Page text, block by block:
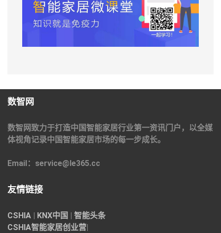
数智网
数智网致力于打造中国智能家居行业第一资讯门户，以全媒
体视角记录中国智能家居市场的每一步成长。
Email：service@le365.cc
友情链接
CSHIA KNX中国
智能头条
CSHIA智能家居创业营